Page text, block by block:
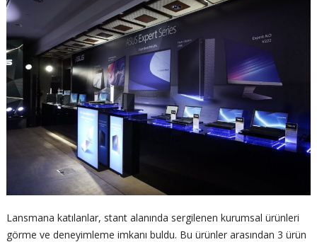
Lansmana katılanlar, stant alanında sergilenen kurumsal ürünleri
görme ve deneyimleme imkanı buldu. Bu ürünler arasından 3 ürün